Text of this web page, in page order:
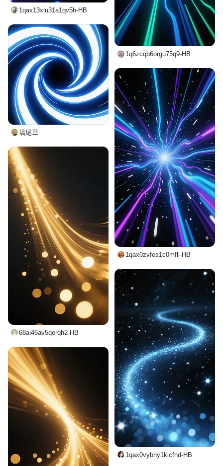
1qax13xlu31a1qv5h-HB
1q6zcqb6orgu75q9-HB
墙尾草
1qax0zvfes1c0mfli-HB
68ai46av5qerqh2-HB
1qax0vybny1kicfhd-HB